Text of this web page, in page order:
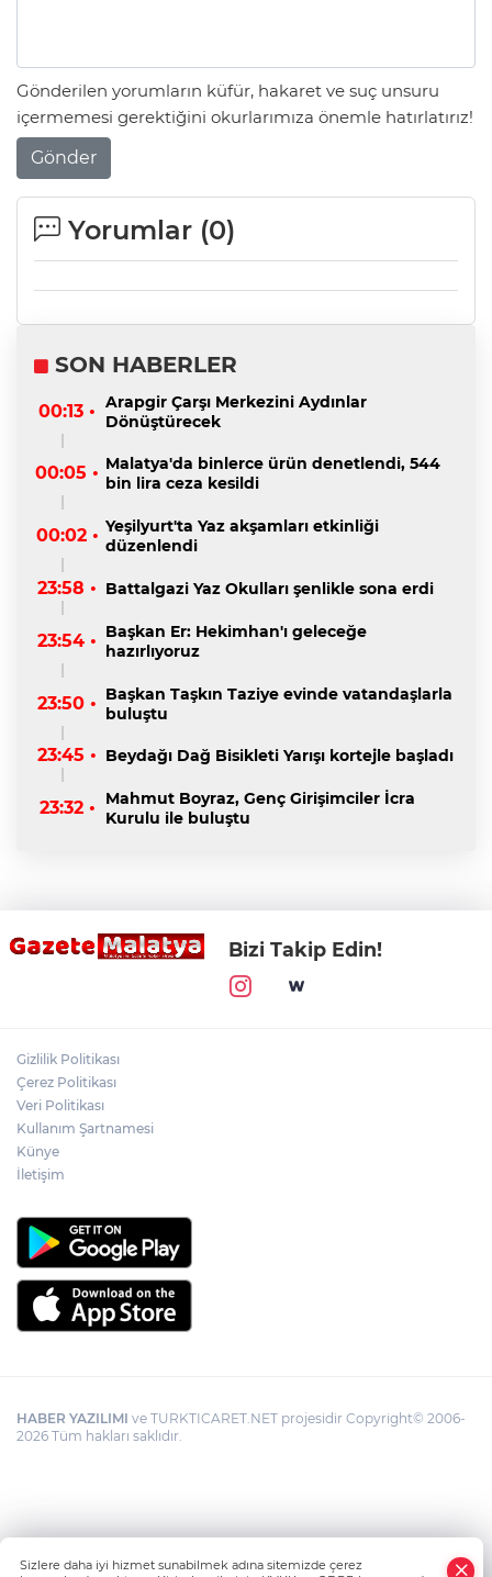
Gönderilen yorumların küfür, hakaret ve suç unsuru
içermemesi gerektiğini okurlarımıza önemle hatırlatırız!
Gönder
Yorumlar (0)
SON HABERLER
00:13 • Arapgir Çarşı Merkezini Aydınlar
Dönüştürecek
00:05 • Malatya'da binlerce ürün denetlendi, 544
bin lira ceza kesildi
00:02 • Yeşilyurt'ta Yaz akşamları etkinliği
düzenlendi
23:58 • Battalgazi Yaz Okulları şenlikle sona erdi
23:54 • Başkan Er: Hekimhan'ı geleceğe
hazırlıyoruz
23:50 • Başkan Taşkın Taziye evinde vatandaşlarla
buluştu
23:45 • Beydağı Dağ Bisikleti Yarışı kortejle başladı
23:32 •
Mahmut Boyraz, Genç Girişimciler İcra
Kurulu ile buluştu
Bizi Takip Edin!
Gizlilik Politikası
Çerez Politikası
Veri Politikası
Kullanım Şartnamesi
Künye
İletişim
HABER YAZILIMI ve TURKTICARET.NET projesidir Copyright© 2006-
2026 Tüm hakları saklıdır.
Sizlere daha iyi hizmet sunabilmek adına sitemizde çerez